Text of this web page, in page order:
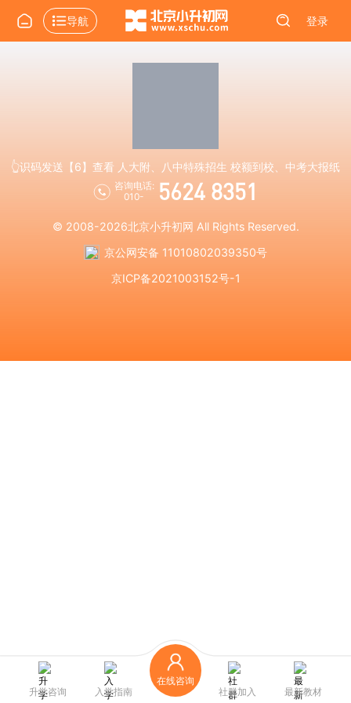
导航 登录
👆识码发送【6】查看 人大附、八中特殊招生 校额到校、中考大报纸
咨询电话:
010-
5624 8351
© 2008-2026北京小升初网 All Rights Reserved.
京公网安备 11010802039350号
京ICP备2021003152号-1
升学咨询 入学指南
在线咨询
社群加入
最新教材